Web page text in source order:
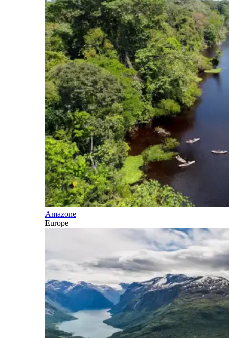
Amazone
Europe